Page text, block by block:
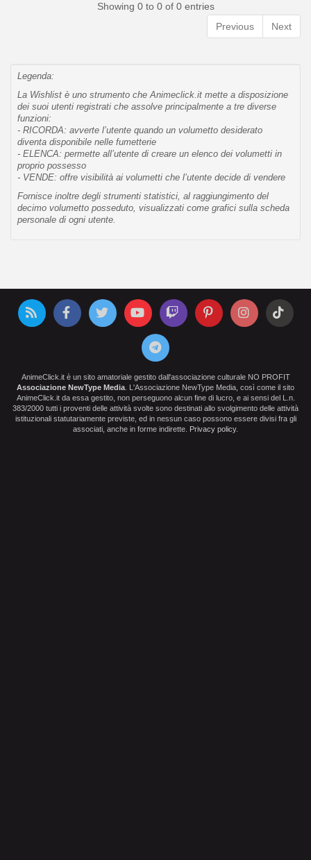
Showing 0 to 0 of 0 entries
Previous
Next
Legenda:
La Wishlist è uno strumento che Animeclick.it mette a disposizione
dei suoi utenti registrati che assolve principalmente a tre diverse
funzioni:
- RICORDA: avverte l’utente quando un volumetto desiderato
diventa disponibile nelle fumetterie
- ELENCA: permette all’utente di creare un elenco dei volumetti in
proprio possesso
- VENDE: offre visibilità ai volumetti che l’utente decide di vendere
Fornisce inoltre degli strumenti statistici, al raggiungimento del
decimo volumetto posseduto, visualizzati come grafici sulla scheda
personale di ogni utente.
AnimeClick.it è un sito amatoriale gestito dall'associazione culturale NO PROFIT
Associazione NewType Media . L'Associazione NewType Media, così come il sito
AnimeClick.it da essa gestito, non perseguono alcun fine di lucro, e ai sensi del L.n.
383/2000 tutti i proventi delle attività svolte sono destinati allo svolgimento delle attività
istituzionali statutariamente previste, ed in nessun caso possono essere divisi fra gli
associati, anche in forme indirette.
Privacy policy.